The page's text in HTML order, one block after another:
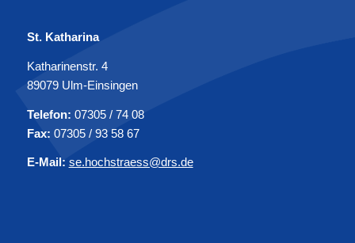
St. Katharina
Katharinenstr. 4
89079 Ulm-Einsingen
Telefon: 07305 / 74 08
Fax: 07305 / 93 58 67
E-Mail: se.hochstraess@drs.de